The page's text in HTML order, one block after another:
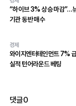
“하이브 3% 상승 마감”…
기관 동반 매수
경제
와이지엔터테인먼트 7%
실적 턴어라운드 베팅
댓글0